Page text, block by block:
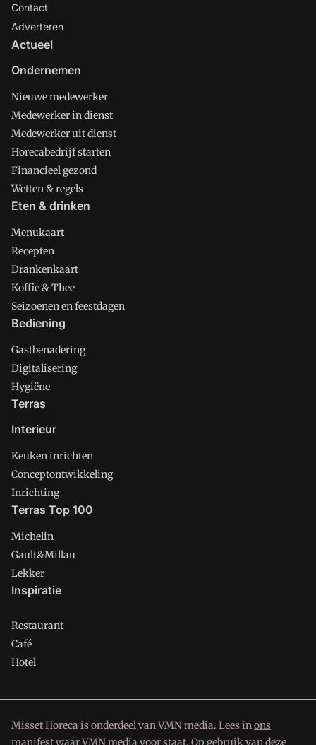
Contact
Adverteren
Actueel
Ondernemen
Nieuwe medewerker
Medewerker in dienst
Medewerker uit dienst
Horecabedrijf starten
Financieel gezond
Wetten & regels
Eten & drinken
Menukaart
Recepten
Drankenkaart
Koffie & Thee
Seizoenen en feestdagen
Bediening
Gastbenadering
Digitalisering
Hygiëne
Terras
Interieur
Keuken inrichten
Conceptontwikkeling
Inrichting
Terras Top 100
Michelin
Gault&Millau
Lekker
Inspiratie
Restaurant
Café
Hotel
Misset Horeca is onderdeel van VMN media. Lees in ons
manifestwaar VMN media voor staat. Op gebruik van deze